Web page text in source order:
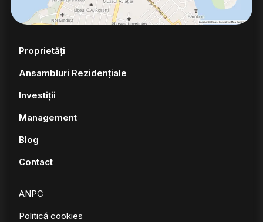
Proprietăți
Ansambluri Rezidențiale
Investiții
Management
Blog
Contact
ANPC
Politică cookies